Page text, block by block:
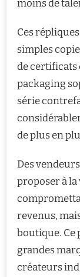
moins de
Ces
simples
de certificats
packaging
série
de plus en
Des
proposer à
revenus,
boutique. Ce
grandes
créateurs